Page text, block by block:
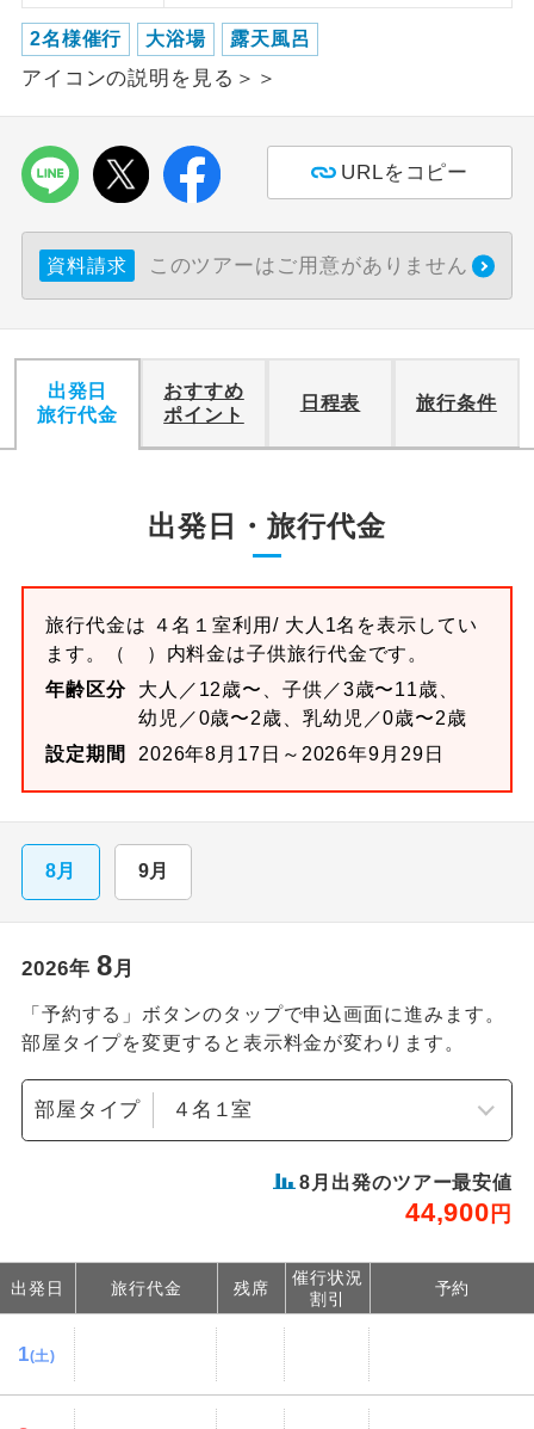
2名様催行 大浴場 露天風呂
アイコンの説明を見る＞＞
URLをコピー
資料請求 このツアーはご用意がありません
出発日
旅行代金
おすすめ
ポイント
日程表 旅行条件
出発日・旅行代金
旅行代金は ４名１室利用/ 大人1名を表示してい
ます。
（ ）内料金は子供旅行代金です。
年齢区分
大人／12歳〜、子供／3歳〜11歳、
幼児／0歳〜2歳、乳幼児／0歳〜2歳
設定期間
2026年8月17日～2026年9月29日
8月 9月
2026年 8月
「予約する」ボタンのタップで申込画面に進みます。
部屋タイプを変更すると表示料金が変わります。
部屋タイプ
8 月出発のツアー最安値
44,900 円
出発日 旅行代金 残席
催行状況
割引
予約
1(土)
おひとり様バ
ス2席利用
おひとり様でバス席を2席利⽤できま
す。